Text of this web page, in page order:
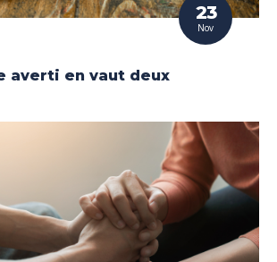
23
Nov
averti en vaut deux